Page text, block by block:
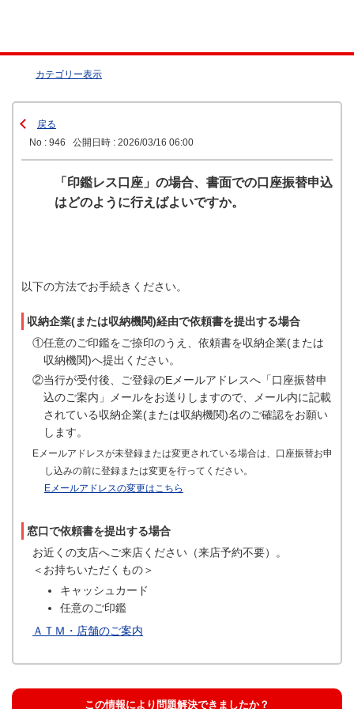
カテゴリー表示
戻る
No : 946
公開日時 : 2026/03/16 06:00
「印鑑レス口座」の場合、書面での口座振替申込
はどのように行えばよいですか。
以下の方法でお手続きください。
収納企業(または収納機関)経由で依頼書を提出する場合
①任意のご印鑑をご捺印のうえ、依頼書を収納企業(または
収納機関)へ提出ください。
②当行が受付後、ご登録のEメールアドレスへ「口座振替申
込のご案内」メールをお送りしますので、メール内に記載
されている収納企業(または収納機関)名のご確認をお願い
します。
Eメールアドレスが未登録または変更されている場合は、口座振替お申
し込みの前に登録または変更を行ってください。
Eメールアドレスの変更はこちら
窓口で依頼書を提出する場合
お近くの支店へご来店ください（来店予約不要）。
＜お持ちいただくもの＞
キャッシュカード
任意のご印鑑
ＡＴＭ・店舗のご案内
この情報により問題解決できましたか？